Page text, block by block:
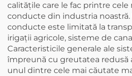
calitățile care le fac printre cele
conducte din industria noastră.
conducte este limitată la
irigații agricole, sisteme de
Caracteristicile generale ale
împreună cu greutatea redusă
unul dintre cele mai căutate